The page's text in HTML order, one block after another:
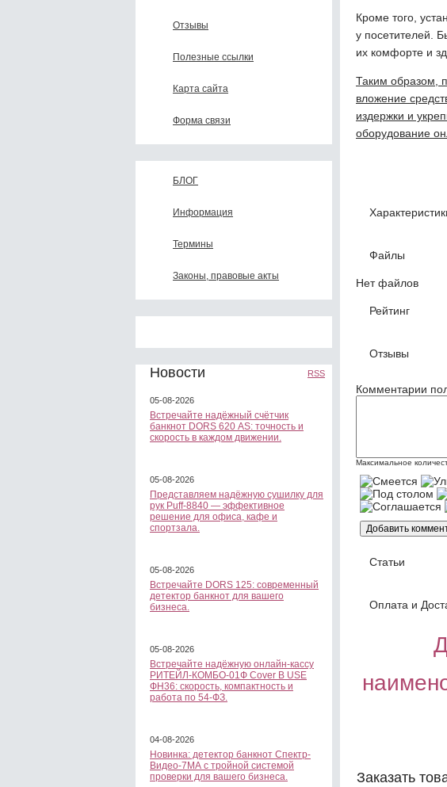
Отзывы
Полезные ссылки
Карта сайта
Форма связи
БЛОГ
Информация
Термины
Законы, правовые акты
Новости RSS
05-08-2026
Встречайте надёжный счётчик
банкнот DORS 620 АS: точность и
скорость в каждом движении.
05-08-2026
Представляем надёжную сушилку для
рук Puff-8840 — эффективное
решение для офиса, кафе и
спортзала.
05-08-2026
Встречайте DORS 125: современный
детектор банкнот для вашего
бизнеса.
05-08-2026
Встречайте надёжную онлайн-кассу
РИТЕЙЛ-КОМБО-01Ф Cover B USE
ФН36: скорость, компактность и
работа по 54-ФЗ.
04-08-2026
Новинка: детектор банкнот Спектр-
Видео-7МА с тройной системой
проверки для вашего бизнеса.
Кроме того,
у посетителей.
их комфорте и
Таким образом,
вложение
издержки и
оборудование
Файлы
Нет файлов
Рейтинг
Отзывы
Комментарии
Максимальное
Статьи
Оплата и
Заказать